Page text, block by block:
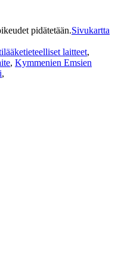
pidätetään.Sivukartta
laitteet,
, Kymmenien Emsien
,